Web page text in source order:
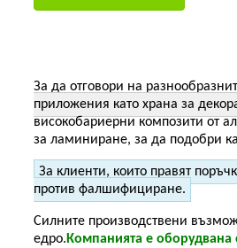
За да отговори на
приложения като храна за
високобариерни композити от
за ламиниране, за да подобри
За клиенти, които правят
против фалшифициране.
Силните производствени
едро.Компанията е оборудвана